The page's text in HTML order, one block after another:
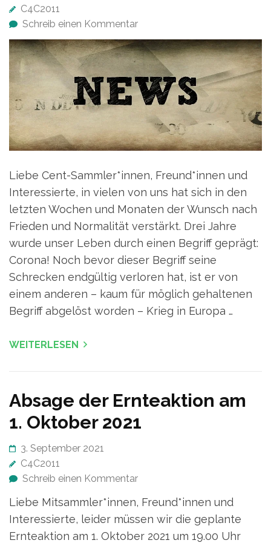
C4C2011
Schreib einen Kommentar
Liebe Cent-Sammler*innen, Freund*innen und
Interessierte, in vielen von uns hat sich in den
letzten Wochen und Monaten der Wunsch nach
Frieden und Normalität verstärkt. Drei Jahre
wurde unser Leben durch einen Begriff geprägt:
Corona! Noch bevor dieser Begriff seine
Schrecken endgültig verloren hat, ist er von
einem anderen – kaum für möglich gehaltenen
Begriff abgelöst worden – Krieg in Europa …
WEITERLESEN
Absage der Ernteaktion am
1. Oktober 2021
3. September 2021
C4C2011
Schreib einen Kommentar
Liebe Mitsammler*innen, Freund*innen und
Interessierte, leider müssen wir die geplante
Ernteaktion am 1. Oktober 2021 um 19.00 Uhr